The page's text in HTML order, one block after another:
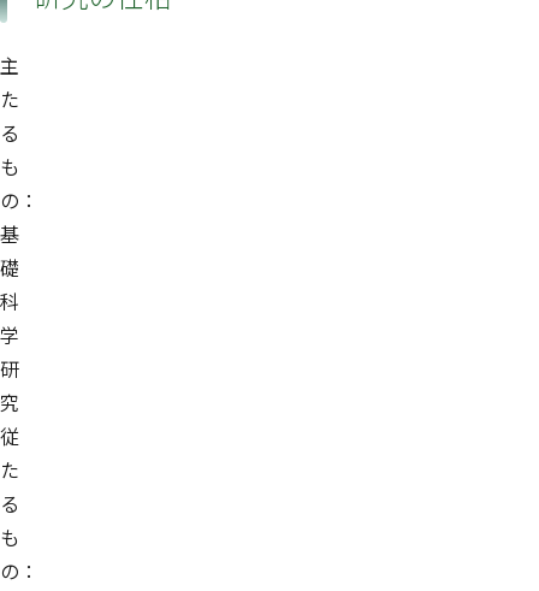
主
た
る
も
の：
基
礎
科
学
研
究
従
た
る
も
の：